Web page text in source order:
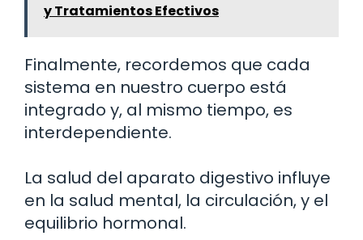
y Tratamientos Efectivos
Finalmente, recordemos que cada
sistema en nuestro cuerpo está
integrado y, al mismo tiempo, es
interdependiente.
La salud del aparato digestivo influye
en la salud mental, la circulación, y el
equilibrio hormonal.